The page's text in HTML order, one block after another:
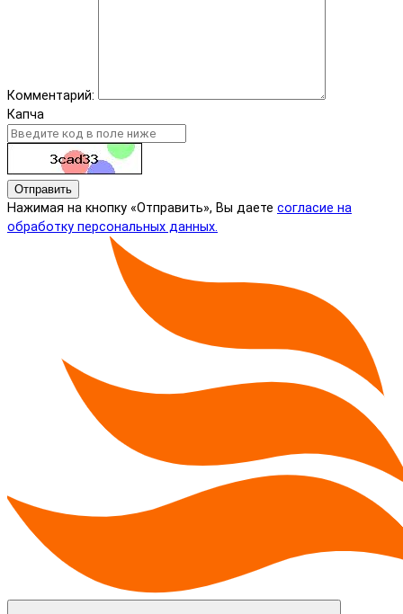
Комментарий:
Капча
Отправить
Нажимая на кнопку «Отправить», Вы даете согласие на
обработку персональных данных.